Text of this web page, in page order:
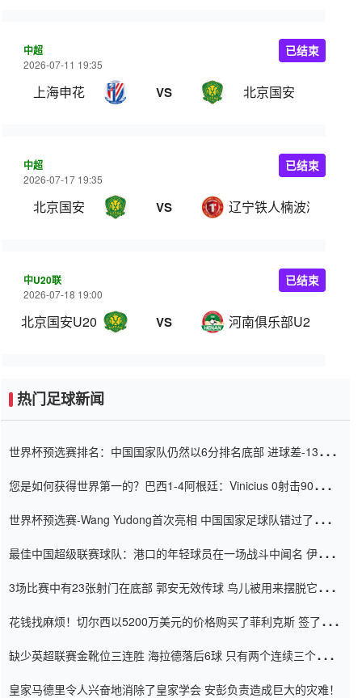
中超
2026-07-11 19:35
上海申花 VS 北京国安
已结束
中超
2026-07-17 19:35
北京国安 VS 辽宁铁人楠波湾
已结束
中U20联
2026-07-18 19:00
北京国安U20 VS 河南俱乐部U20
已结束
热门足球新闻
世界杯预选赛排名：中国国家队仍然以6分排名底部 进球差-13令人
您是如何获得世界第一的？巴西1-4阿根廷：Vinicius 0射击90分钟
世界杯预选赛-Wang Yudong首次亮相 中国国家足球队错过了世界
最佳中国超级联赛球队：港口的年轻球员在一场战斗中闻名 伊万放
3场比赛中有23张射门在底部 郭安无效传球 鸟儿被用来摆脱它
花钱找麻烦！切尔西以5200万美元的价格购买了菲利克斯 签了7年
缺少英超联赛金靴位三连胜 海拉德落后6球 只有两个连续三个连续
皇家马德里令人兴奋地消除了皇家学会 安彭负责造成巨大的灾难！